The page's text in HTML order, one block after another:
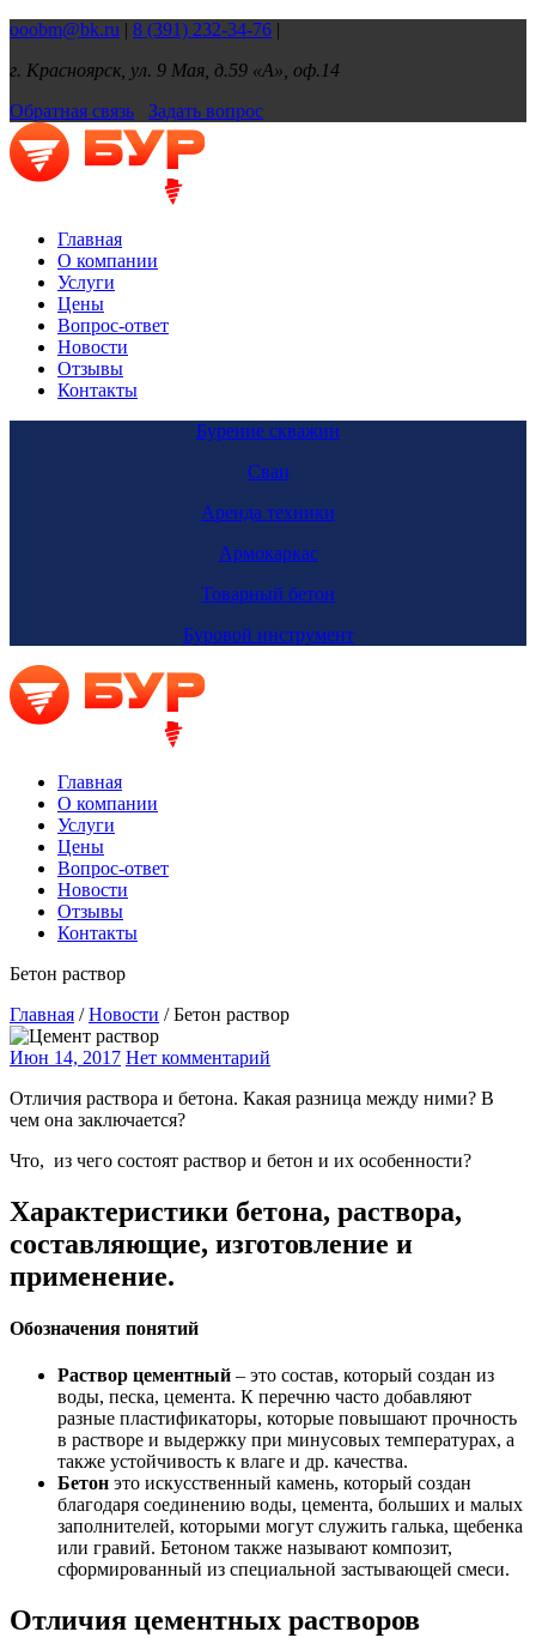
ooobm@bk.ru | 8 (391) 232-34-76 |
г. Красноярск, ул. 9 Мая, д.59 «А», оф.14
Обратная связь
Задать вопрос
Главная
О компании
Услуги
Цены
Вопрос-ответ
Новости
Отзывы
Контакты
Бурение скважин
Сваи
Аренда техники
Армокаркас
Товарный бетон
Буровой инструмент
Главная
О компании
Услуги
Цены
Вопрос-ответ
Новости
Отзывы
Контакты
Бетон раствор
Главная /Новости /Бетон раствор
Июн 14, 2017 Нет комментарий
Отличия раствора и бетона. Какая разница между ними? В
чем она заключается?
Что, из чего состоят раствор и бетон и их особенности?
Характеристики бетона, раствора,
составляющие, изготовление и
применение.
Обозначения понятий
Раствор цементный – это состав, который создан из
воды, песка, цемента. К перечню часто добавляют
разные пластификаторы, которые повышают прочность
в растворе и выдержку при минусовых температурах, а
также устойчивость к влаге и др. качества.
Бетон это искусственный камень, который создан
благодаря соединению воды, цемента, больших и малых
заполнителей, которыми могут служить галька, щебенка
или гравий. Бетоном также называют композит,
сформированный из специальной застывающей смеси.
Отличия цементных растворов